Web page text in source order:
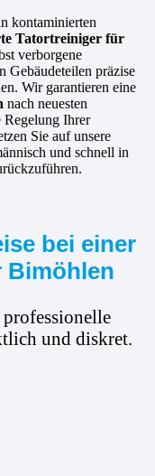
kontaminierten
Tatortreiniger für
verborgene
Gebäudeteilen präzise
Wir garantieren eine
nach neuesten
Ihrer
Sie auf unsere
und schnell in
bei einer
Bimöhlen
und diskret.